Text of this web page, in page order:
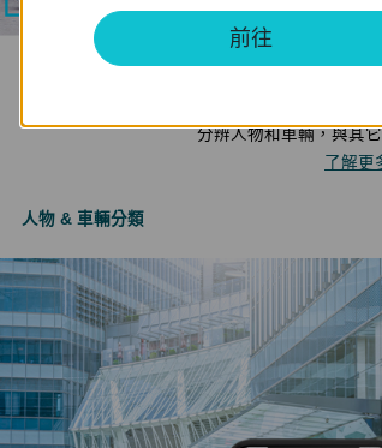
分辨人物和車輛，與其
了解更
人物 & 車輛分類
前往